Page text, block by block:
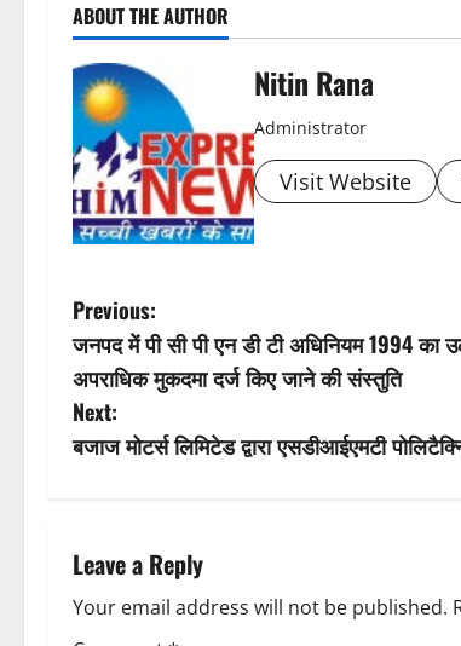
o
s
t
n
a
v
i
g
a
i
o
ABOUT THE AUTHOR
Nitin Rana
Administrator
Visit Website
P
o
s
t
a
v
Previous:
जनपद में पी सी पी एन डी टी अधिनियम 1994 का
अपराधिक मुकदमा दर्ज किए जाने की संस्तुति
Next:
बजाज मोटर्स लिमिटेड द्वारा एसडीआईएमटी
Leave a Reply
Your email address will not be published.